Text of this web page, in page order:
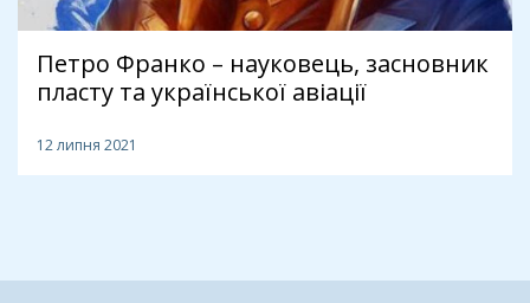
Петро Франко – науковець, засновник
пласту та української авіації
12 липня 2021